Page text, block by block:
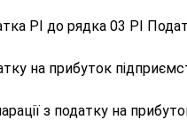
РІ до рядка 03 РІ
на прибуток
з податку на